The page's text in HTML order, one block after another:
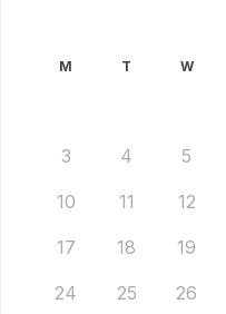
M T W
3 4 5
10 11 12
17 18 19
24 25 26